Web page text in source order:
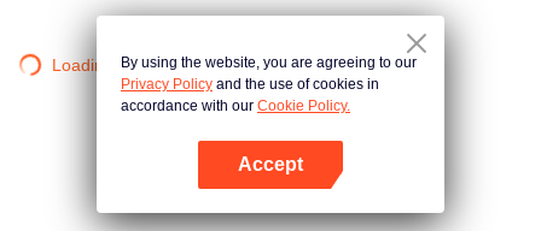
Loading…By using the website, you are agreeing to our
Privacy Policy and the use of cookies in
accordance with our Cookie Policy.
Accept